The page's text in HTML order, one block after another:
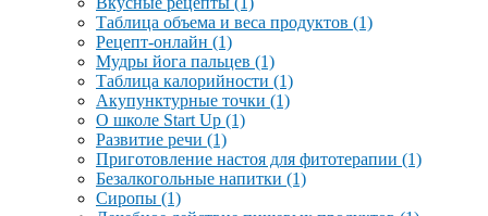
Таблица объема и веса продуктов (1)
Рецепт-онлайн (1)
Мудры йога пальцев (1)
Таблица калорийности (1)
Акупунктурные точки (1)
О школе Start Up (1)
Развитие речи (1)
Приготовление настоя для фитотерапии (1)
Безалкогольные напитки (1)
Сиропы (1)